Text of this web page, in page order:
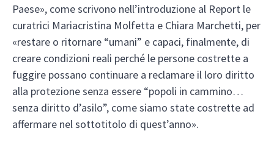
Paese», come scrivono nell’introduzione al Report le
curatrici Mariacristina Molfetta e Chiara Marchetti, per
«restare o ritornare “umani” e capaci, finalmente, di
creare condizioni reali perché le persone costrette a
fuggire possano continuare a reclamare il loro diritto
alla protezione senza essere “popoli in cammino…
senza diritto d’asilo”, come siamo state costrette ad
affermare nel sottotitolo di quest’anno».